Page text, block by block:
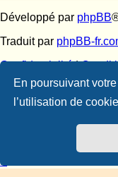
En poursuivant
l’utilisation de
Développé par phpBB
Traduit par phpBB-
Confidentialité |